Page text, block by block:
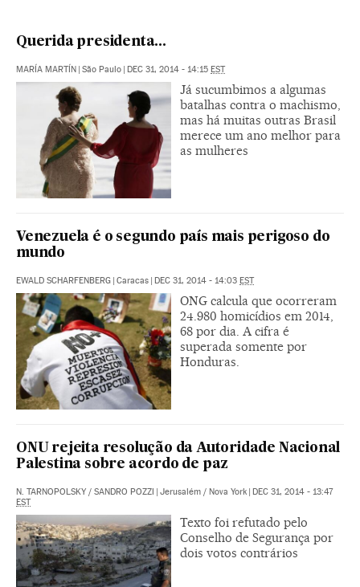
Querida presidenta...
MARÍA MARTÍN São Paulo DEC 31, 2014 - 14:15 EST
Já sucumbimos a algumas
batalhas contra o machismo,
mas há muitas outras Brasil
merece um ano melhor para
as mulheres
Venezuela é o segundo país mais perigoso do
mundo
EWALD SCHARFENBERG Caracas DEC 31, 2014 - 14:03 EST
ONG calcula que ocorreram
24.980 homicídios em 2014,
68 por dia. A cifra é
superada somente por
Honduras.
ONU rejeita resolução da Autoridade Nacional
Palestina sobre acordo de paz
N. TARNOPOLSKY / SANDRO POZZI | Jerusalém / Nova York | DEC 31, 2014 - 13:47
EST
Texto foi refutado pelo
Conselho de Segurança por
dois votos contrários